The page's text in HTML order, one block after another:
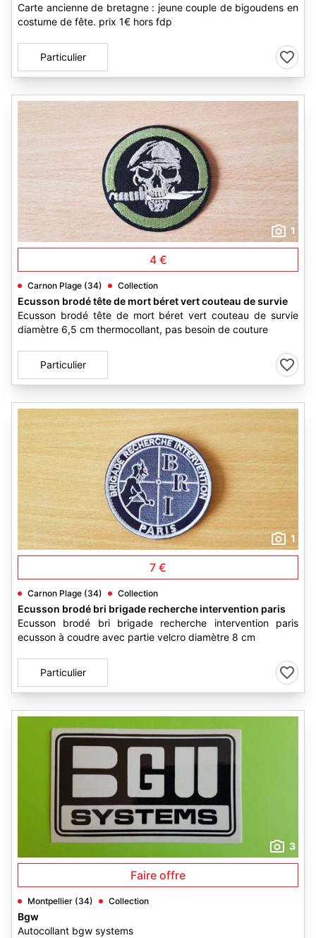
Carte ancienne de bretagne : jeune couple de bigoudens en
costume de fête. prix 1€ hors fdp
Particulier
1
4 €
Carnon Plage (34) Collection
Ecusson brodé tête de mort béret vert couteau de survie
Ecusson brodé tête de mort béret vert couteau de survie
diamètre 6,5 cm thermocollant, pas besoin de couture
Particulier
1
7 €
Carnon Plage (34) Collection
Ecusson brodé bri brigade recherche intervention paris
Ecusson brodé bri brigade recherche intervention paris
ecusson à coudre avec partie velcro diamètre 8 cm
Particulier
3
Faire offre
Montpellier (34) Collection
Bgw
Autocollant bgw systems